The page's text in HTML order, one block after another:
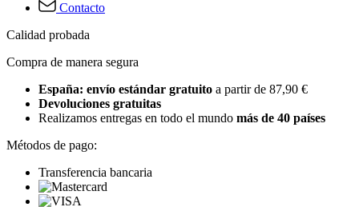
Contacto
Calidad probada
Compra de manera segura
España: envío estándar gratuito a partir de 87,90 €
Devoluciones gratuitas
Realizamos entregas en todo el mundo más de 40 países
Métodos de pago:
Transferencia bancaria